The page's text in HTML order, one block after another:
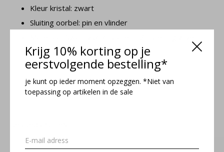
Krijg 10% korting op je
eerstvolgende bestelling*
je kunt op ieder moment opzeggen. *Niet van
toepassing op artikelen in de sale
Kleur kristal: zwart
Sluiting oorbel: pin en vlinder
Isabel collectie